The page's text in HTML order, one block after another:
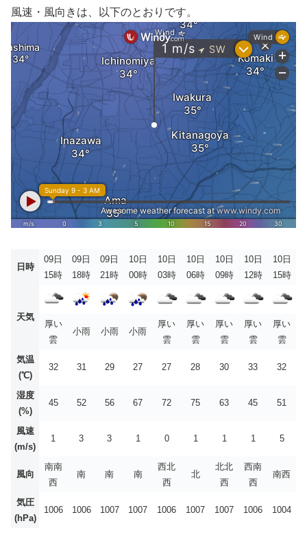
風速・風向きは、以下のとおりです。
日時
09日
15時
09日
18時
09日
21時
10日
00時
10日
03時
10日
06時
10日
09時
10日
12時
10日
15時
天気
厚い
雲
小雨 小雨 小雨
厚い
雲
厚い
雲
厚い
雲
厚い
雲
厚い
雲
気温
(℃)
32 31 29 27 27 28 30 33 32
湿度
(%)
45 52 56 67 72 75 63 45 51
風速
(m/s)
1 3 3 1 0 1 1 1 5
風向
南南
西
南 南 南
西北
西
北
北北
西
西南
西
南西
気圧
(hPa)
1006 1006 1007 1007 1006 1007 1007 1006 1004